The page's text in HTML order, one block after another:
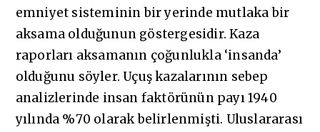
emniyet sisteminin bir yerinde mutlaka bir
aksama olduğunun göstergesidir. Kaza
raporları aksamanın çoğunlukla ‘insanda’
olduğunu söyler. Uçuş kazalarının sebep
analizlerinde insan faktörünün payı 1940
yılında %70 olarak belirlenmişti. Uluslararası